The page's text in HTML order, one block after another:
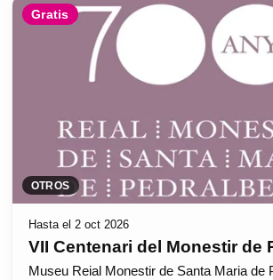
Gratis
OTROS
Hasta el 2 oct 2026
VII Centenari del Monestir de
Museu Reial Monestir de Santa Maria de